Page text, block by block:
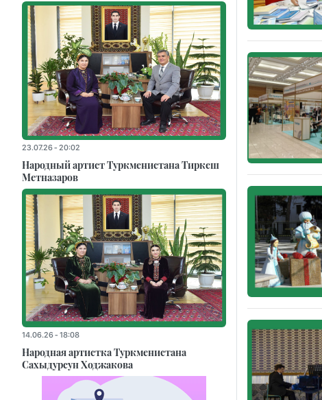
23.07.26 - 20:02
Народный артист Туркменистана Тиркеш
Мeтназаров
14.06.26 - 18:08
Народная артистка Туркменистана
Сахыдурсун Ходжакова